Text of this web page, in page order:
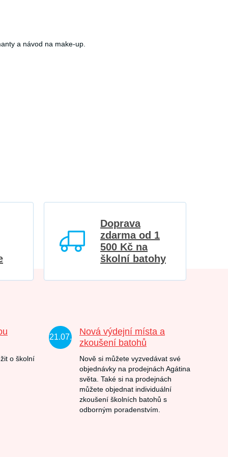
a návod na make-up.
Doprava
zdarma od 1
500 Kč na
školní batohy
o školní
21.07.
Nová výdejní místa a
zkoušení batohů
Nově si můžete vyzvedávat své
objednávky na prodejnách Agátina
světa. Také si na prodejnách
můžete objednat individuální
zkoušení školních batohů s
odborným poradenstvím.